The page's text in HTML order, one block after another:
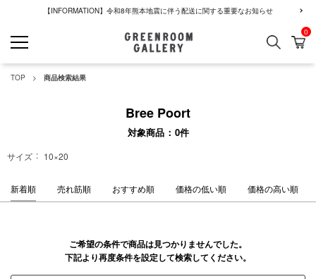
【INFORMATION】令和8年熊本地震に伴う配送に関する重要なお知らせ
検索 カ
0
TOP 商品検索結果
Bree Poort
対象商品 0件
サイズ 10×20
新着順 売れ筋順 おすすめ順 価格の低い順 価格の高い順
ご希望の条件で商品は見つかりませんでした。
下記より再度条件を設定して検索してください。